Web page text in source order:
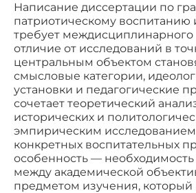
Написание диссертации по
патриотическому воспитанию
требует междисциплинарного
отличие от исследований в
центральным объектом
смысловые категории,
установки и педагогические
сочетает теоретический
исторических и
эмпирическим
конкретных воспитательных
особенность — необходимость
между академической
предметом изучения, который